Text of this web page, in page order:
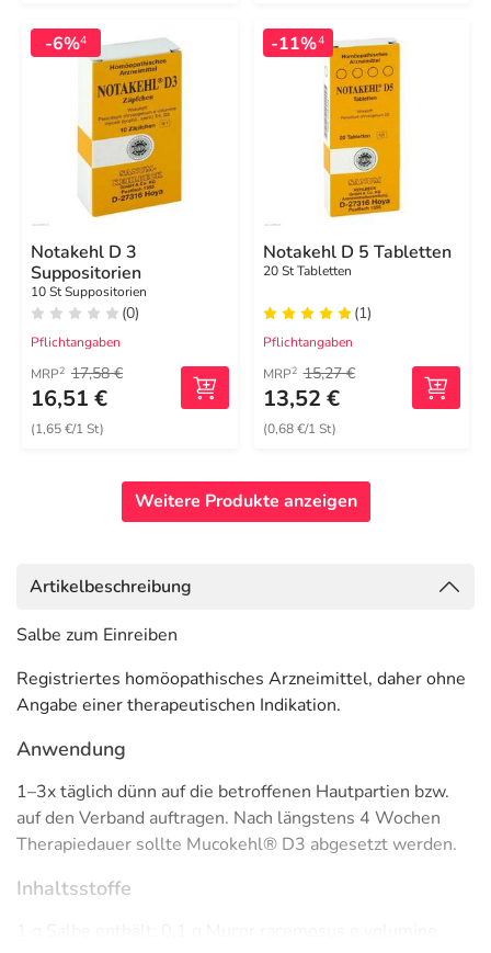
-6%4
Notakehl D 3
Suppositorien
10 St Suppositorien
(0)
Pflichtangaben
MRP2 17,58 €
16,51 €
(1,65 €/1 St)
-11%4
Notakehl D 5 Tabletten
20 St Tabletten
(1)
Pflichtangaben
MRP2 15,27 €
13,52 €
(0,68 €/1 St)
Weitere Produkte anzeigen
Artikelbeschreibung
Salbe zum Einreiben
Registriertes homöopathisches Arzneimittel, daher ohne
Angabe einer therapeutischen Indikation.
Anwendung
1–3x täglich dünn auf die betroffenen Hautpartien bzw.
auf den Verband auftragen. Nach längstens 4 Wochen
Therapiedauer sollte Mucokehl® D3 abgesetzt werden.
Inhaltsstoffe